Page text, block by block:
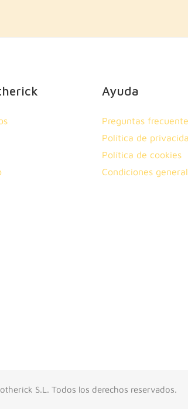
Ayuda
Preguntas
Política de
Política de cookies
Condiciones
S.L. Todos los derechos reservados.